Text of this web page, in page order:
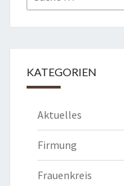
nach:
KATEGORIEN
Aktuelles
Firmung
Frauenkreis